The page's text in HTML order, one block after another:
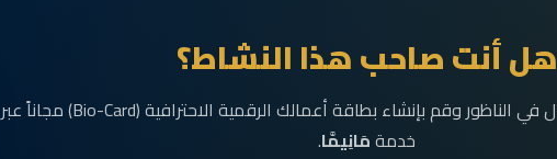
هل أنت صاحب هذا النشاط؟
انضم الآن إلى رواد الأعمال في الناظور وقم بإنشاء بطاقة أعمالك الرقمية الاحترافية (Bio-Card) مجاناً عبر
خدمةمَانِيمَّا.